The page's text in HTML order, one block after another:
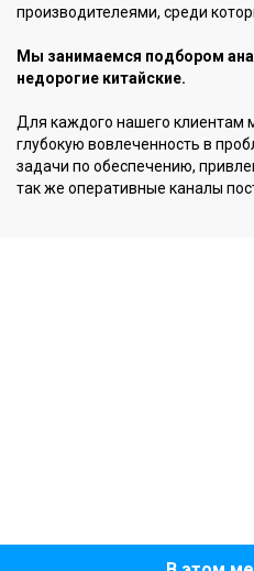
производителеями, среди
Мы занимаемся подбором
недорогие китайские.
Для каждого нашего клиентам
глубокую вовлеченность в
задачи по обеспечению,
так же оперативные каналы